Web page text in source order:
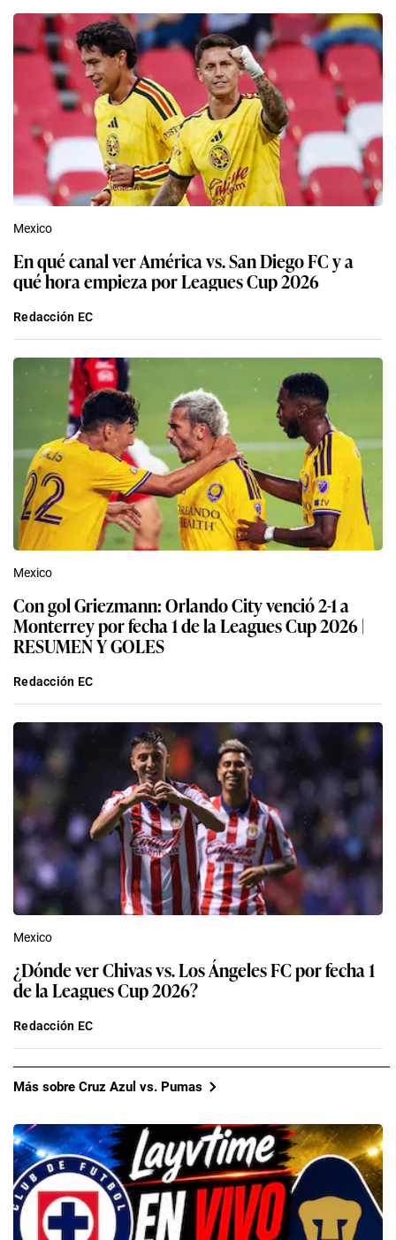
Mexico
En qué canal ver América vs. San Diego FC y a
qué hora empieza por Leagues Cup 2026
Redacción EC
Mexico
Con gol Griezmann: Orlando City venció 2-1 a
Monterrey por fecha 1 de la Leagues Cup 2026 |
RESUMEN Y GOLES
Redacción EC
Mexico
¿Dónde ver Chivas vs. Los Ángeles FC por fecha 1
de la Leagues Cup 2026?
Redacción EC
Más sobre Cruz Azul vs. Pumas